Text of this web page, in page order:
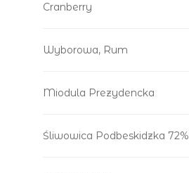
Cranberry
Wyborowa, Rum
Miodula Prezydencka
Śliwowica Podbeskidzka 72%